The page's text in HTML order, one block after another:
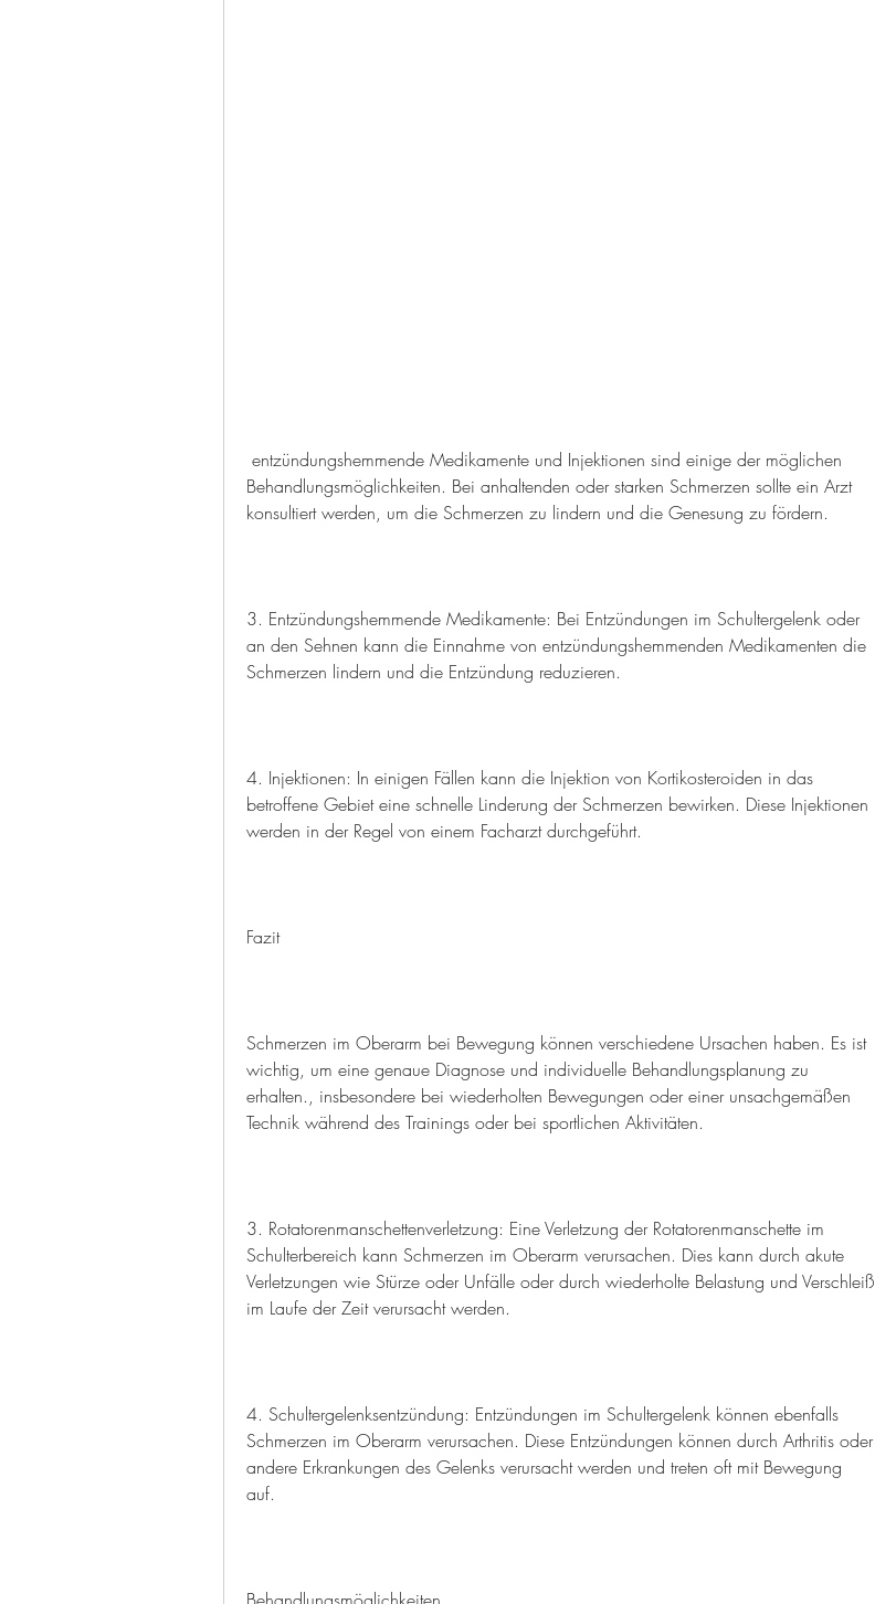
Behandlungsmöglichkeiten. Bei anhaltenden oder starken Schmerzen sollte ein Arzt
konsultiert werden, um die Schmerzen zu lindern und die Genesung zu fördern.
3. Entzündungshemmende Medikamente: Bei Entzündungen im Schultergelenk oder
an den Sehnen kann die Einnahme von entzündungshemmenden Medikamenten die
Schmerzen lindern und die Entzündung reduzieren.
4. Injektionen: In einigen Fällen kann die Injektion von Kortikosteroiden in das
betroffene Gebiet eine schnelle Linderung der Schmerzen bewirken. Diese Injektionen
werden in der Regel von einem Facharzt durchgeführt.
Fazit
Schmerzen im Oberarm bei Bewegung können verschiedene Ursachen haben. Es ist
wichtig, um eine genaue Diagnose und individuelle Behandlungsplanung zu
erhalten., insbesondere bei wiederholten Bewegungen oder einer unsachgemäßen
Technik während des Trainings oder bei sportlichen Aktivitäten.
3. Rotatorenmanschettenverletzung: Eine Verletzung der Rotatorenmanschette im
Schulterbereich kann Schmerzen im Oberarm verursachen. Dies kann durch akute
Verletzungen wie Stürze oder Unfälle oder durch wiederholte Belastung und Verschleiß
im Laufe der Zeit verursacht werden.
4. Schultergelenksentzündung: Entzündungen im Schultergelenk können ebenfalls
Schmerzen im Oberarm verursachen. Diese Entzündungen können durch Arthritis oder
andere Erkrankungen des Gelenks verursacht werden und treten oft mit Bewegung
auf.